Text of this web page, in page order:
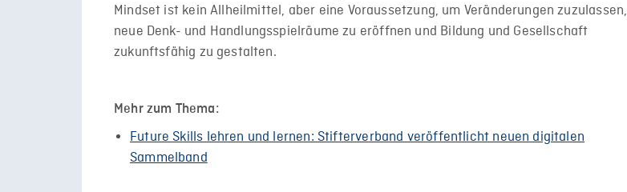
Mindset ist kein Allheilmittel, aber eine Voraussetzung, um Veränderungen zuzulassen,
neue Denk- und Handlungsspielräume zu eröffnen und Bildung und Gesellschaft
zukunftsfähig zu gestalten.
Mehr zum Thema:
Future Skills lehren und lernen: Stifterverband veröffentlicht neuen digitalen
Sammelband